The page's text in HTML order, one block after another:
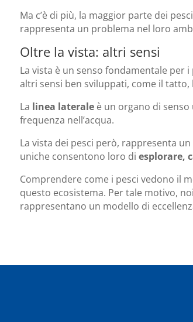
Ma c’è di più, la maggior parte dei
rappresenta un problema nel loro
Oltre la vista: altri sensi
La vista è un senso fondamentale per
altri sensi ben sviluppati, come il tatto,
La linea lateraleè un organo di senso
frequenza nell’acqua.
La vista dei pesci però, rappresenta
uniche consentono loro di esplorare,
Comprendere come i pesci vedono il
questo ecosistema. Per tale motivo,
rappresentano un modello di